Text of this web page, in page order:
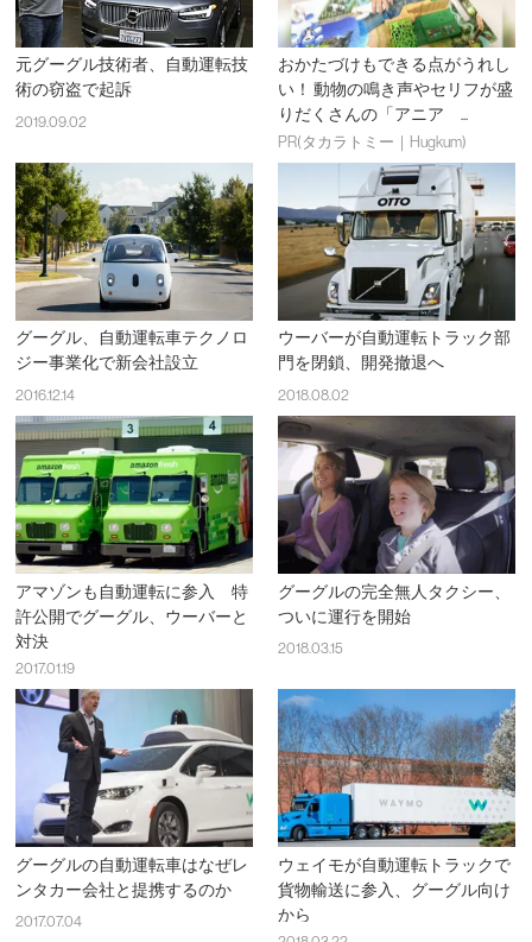
元グーグル技術者、自動運転技
術の窃盗で起訴
2019.09.02
おかたづけもできる点がうれし
い！ 動物の鳴き声やセリフが盛
りだくさんの「アニア ...
PR(タカラトミー｜Hugkum)
グーグル、自動運転車テクノロ
ジー事業化で新会社設立
2016.12.14
ウーバーが自動運転トラック部
門を閉鎖、開発撤退へ
2018.08.02
アマゾンも自動運転に参入 特
許公開でグーグル、ウーバーと
対決
2017.01.19
グーグルの完全無人タクシー、
ついに運行を開始
2018.03.15
グーグルの自動運転車はなぜレ
ンタカー会社と提携するのか
2017.07.04
ウェイモが自動運転トラックで
貨物輸送に参入、グーグル向け
から